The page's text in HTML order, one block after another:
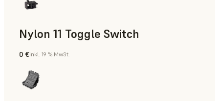
Nylon 11 Toggle Switch
SLS-Pulver
0 €inkl. 19 % MwSt.